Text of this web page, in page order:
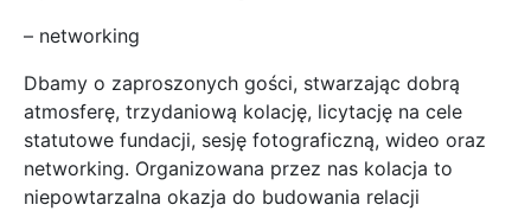
– networking
Dbamy o zaproszonych gości, stwarzając dobrą
atmosferę, trzydaniową kolację, licytację na cele
statutowe fundacji, sesję fotograficzną, wideo oraz
networking. Organizowana przez nas kolacja to
niepowtarzalna okazja do budowania relacji